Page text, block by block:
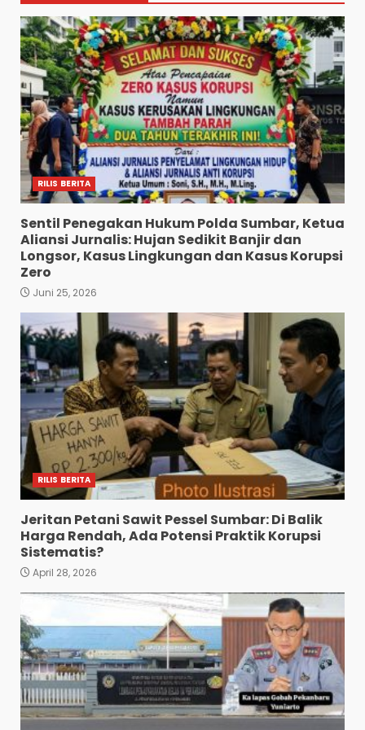
RILIS BERITA
Sentil Penegakan Hukum Polda Sumbar, Ketua
Aliansi Jurnalis: Hujan Sedikit Banjir dan
Longsor, Kasus Lingkungan dan Kasus Korupsi
Zero
Juni 25, 2026
RILIS BERITA
Jeritan Petani Sawit Pessel Sumbar: Di Balik
Harga Rendah, Ada Potensi Praktik Korupsi
Sistematis?
April 28, 2026